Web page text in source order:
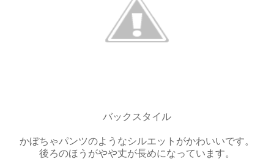
バックスタイル
かぼちゃパンツのようなシルエットがかわいいです。
後ろのほうがやや丈が長めになっています。